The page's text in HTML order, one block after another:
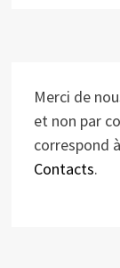
Merci de
et non par
correspond
Contacts.